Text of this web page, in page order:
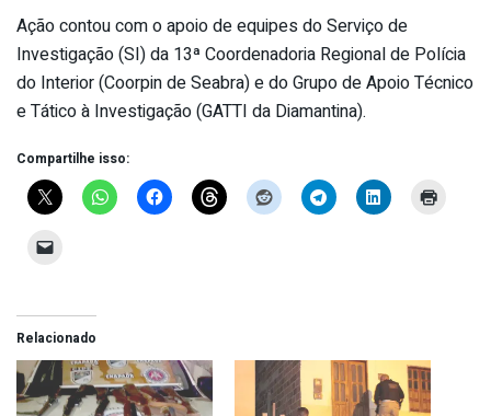
Ação contou com o apoio de equipes do Serviço de
Investigação (SI) da 13ª Coordenadoria Regional de Polícia
do Interior (Coorpin de Seabra) e do Grupo de Apoio Técnico
e Tático à Investigação (GATTI da Diamantina).
Compartilhe isso:
Relacionado